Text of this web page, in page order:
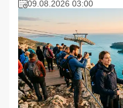
09.08.2026 03:00